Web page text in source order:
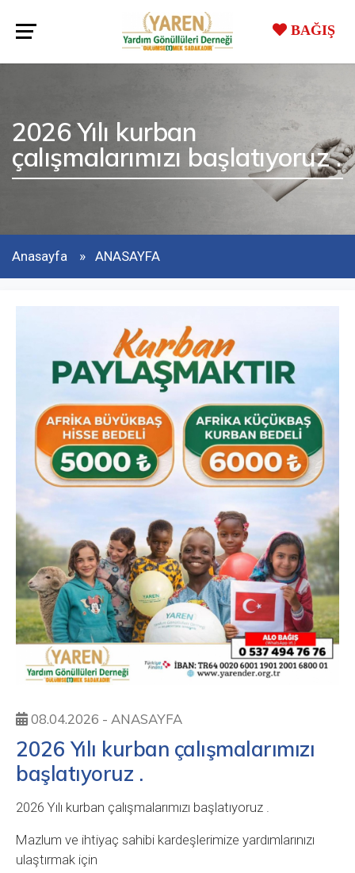
BAĞIŞ
2026 Yılı kurban
çalışmalarımızı başlatıyoruz .
Anasayfa ANASAYFA
08.04.2026 - ANASAYFA
2026 Yılı kurban çalışmalarımızı
başlatıyoruz .
2026 Yılı kurban çalışmalarımızı başlatıyoruz .
Mazlum ve ihtiyaç sahibi kardeşlerimize yardımlarınızı
ulaştırmak için